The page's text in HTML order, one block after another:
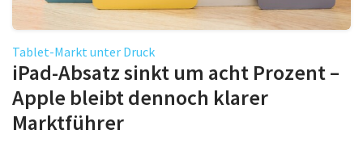
Tablet-Markt unter Druck
iPad-Absatz sinkt um acht Prozent –
Apple bleibt dennoch klarer
Marktführer